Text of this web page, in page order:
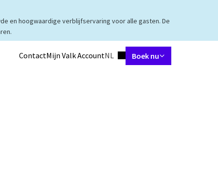
en hoogwaardige verblijfservaring voor alle gasten. De
ContactMijn Valk AccountIngestelde taal
NL Boek nu